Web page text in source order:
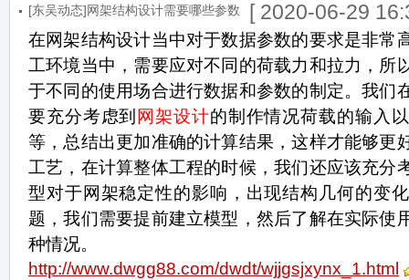
[东吴动态]网架结构设计需要哪些参数 [ 2020-06-29
在网架结构设计当中对于数据参数的要求是非常
工环境当中，需要应对不同的荷载力和拉力，所
于不同的使用场合进行数据和参数的制定。我们
要充分考虑到 网架设计的制作情况荷载的输入
等，总结出更加准确的计算结果，这样才能够更
工艺，在计算整体工程的时候，我们还应该充分
型对于网架稳定性的影响，出现结构几何的变
题，我们需要提前建立模型，然后了解在实际使
种情况。
http://www.dwgg88.com/dwdt/wjjgsjxynx_1.html